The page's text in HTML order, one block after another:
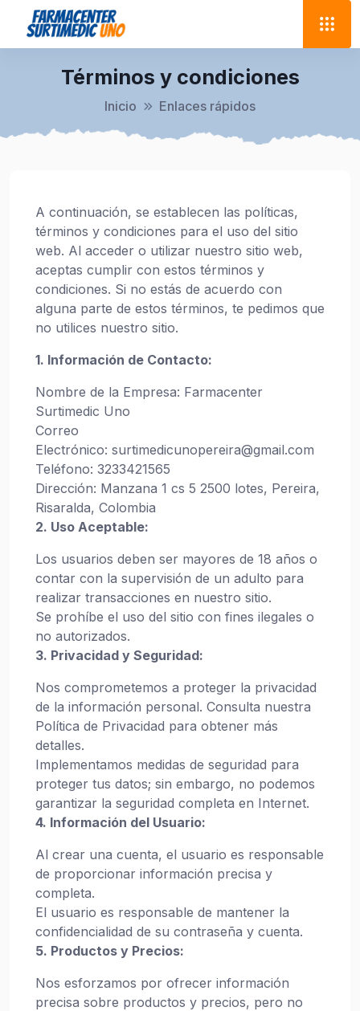
Términos y condiciones
Inicio Enlaces rápidos
A continuación, se establecen las políticas,
términos y condiciones para el uso del sitio
web. Al acceder o utilizar nuestro sitio web,
aceptas cumplir con estos términos y
condiciones. Si no estás de acuerdo con
alguna parte de estos términos, te pedimos que
no utilices nuestro sitio.
1. Información de Contacto:
Nombre de la Empresa: Farmacenter
Surtimedic Uno
Correo
Electrónico: surtimedicunopereira@gmail.com
Teléfono: 3233421565
Dirección: Manzana 1 cs 5 2500 lotes, Pereira,
Risaralda, Colombia
2. Uso Aceptable:
Los usuarios deben ser mayores de 18 años o
contar con la supervisión de un adulto para
realizar transacciones en nuestro sitio.
Se prohíbe el uso del sitio con fines ilegales o
no autorizados.
3. Privacidad y Seguridad:
Nos comprometemos a proteger la privacidad
de la información personal. Consulta nuestra
Política de Privacidad para obtener más
detalles.
Implementamos medidas de seguridad para
proteger tus datos; sin embargo, no podemos
garantizar la seguridad completa en Internet.
4. Información del Usuario:
Al crear una cuenta, el usuario es responsable
de proporcionar información precisa y
completa.
El usuario es responsable de mantener la
confidencialidad de su contraseña y cuenta.
5. Productos y Precios:
Nos esforzamos por ofrecer información
precisa sobre productos y precios, pero no